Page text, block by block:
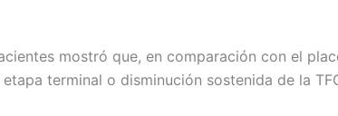
mostró que, en comparación con el
terminal o disminución sostenida de la